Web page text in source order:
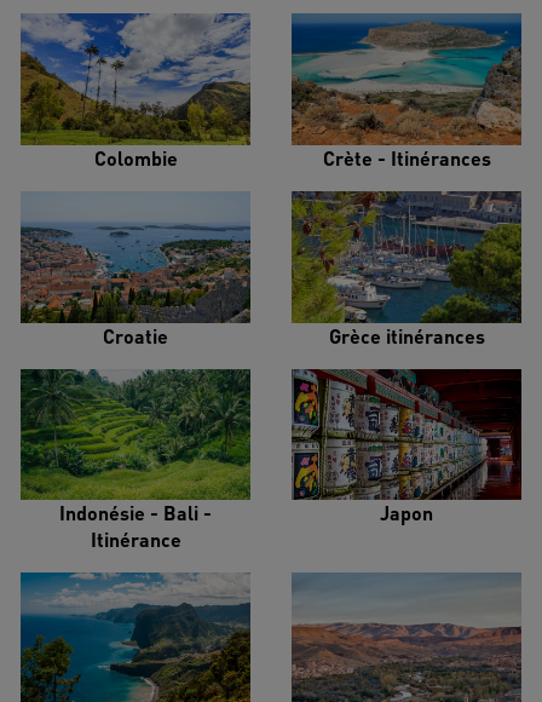
Colombie Crète - Itinérances
Croatie Grèce itinérances
Indonésie - Bali -
Itinérance
Japon